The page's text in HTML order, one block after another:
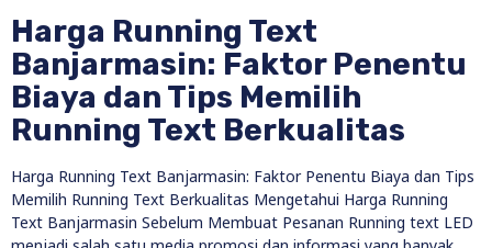
Harga Running Text
Banjarmasin: Faktor Penentu
Biaya dan Tips Memilih
Running Text Berkualitas
Harga Running Text Banjarmasin: Faktor Penentu Biaya dan Tips
Memilih Running Text Berkualitas Mengetahui Harga Running
Text Banjarmasin Sebelum Membuat Pesanan Running text LED